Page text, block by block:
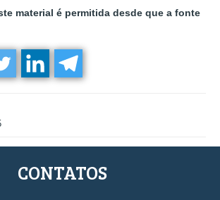
material é permitida desde que a fonte
CONTATOS